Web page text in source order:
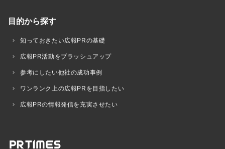
目的から探す
知っておきたい広報PRの基礎
広報PR活動をブラッシュアップ
参考にしたい他社の成功事例
ワンランク上の広報PRを目指したい
広報PRの情報発信を充実させたい